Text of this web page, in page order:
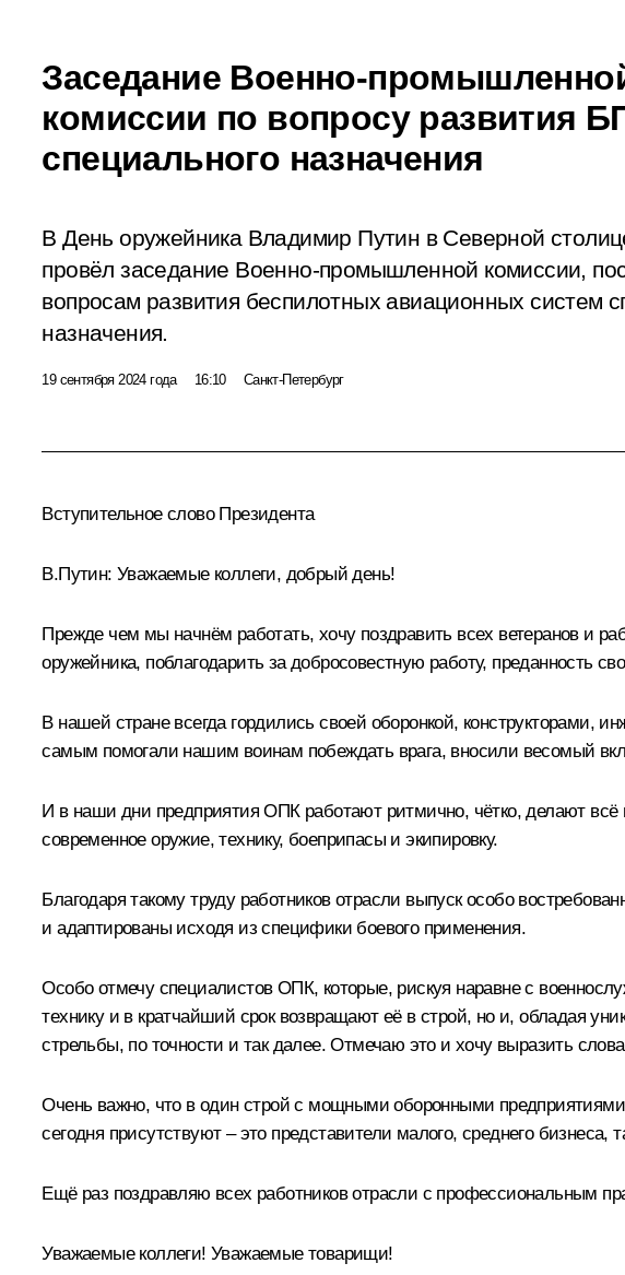
Заседание Военно-
комиссии по вопросу развития
специального назначения
В День оружейника Владимир Путин в Северной
провёл заседание Военно-промышленной комиссии,
вопросам развития беспилотных авиационных систем
назначения.
19 сентября 2024 года 16:10 Санкт-Петербург
Вступительное слово Президента
В.Путин: Уважаемые коллеги, добрый день!
Прежде чем мы начнём работать, хочу поздравить всех ветеранов и
оружейника, поблагодарить за добросовестную работу, преданность
В нашей стране всегда гордились своей оборонкой, конструкторами,
самым помогали нашим воинам побеждать врага, вносили весомый
И в наши дни предприятия ОПК работают ритмично, чётко, делают
современное оружие, технику, боеприпасы и экипировку.
Благодаря такому труду работников отрасли выпуск особо
и адаптированы исходя из специфики боевого применения.
Особо отмечу специалистов ОПК, которые, рискуя наравне с
технику и в кратчайший срок возвращают её в строй, но и, обладая
стрельбы, по точности и так далее. Отмечаю это и хочу выразить
Очень важно, что в один строй с мощными оборонными
сегодня присутствуют – это представители малого, среднего
Ещё раз поздравляю всех работников отрасли с профессиональным
Уважаемые коллеги! Уважаемые товарищи!